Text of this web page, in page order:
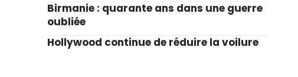
Birmanie : quarante ans dans une guerre
oubliée
Hollywood continue de réduire la voilure